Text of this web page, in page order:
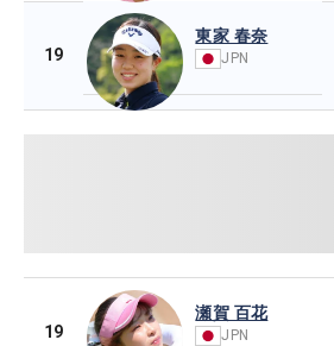
19
東家 春奈
JPN
19
瀬賀 百花
JPN